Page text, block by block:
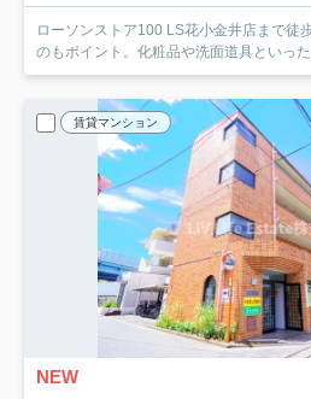
ローソンストア100 LS花小金井店まで徒
のもポイント。化粧品や洗面道具といっ
賃貸マンション
NEW